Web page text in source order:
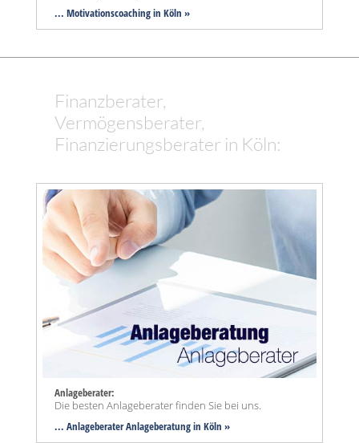
... Motivationscoaching in Köln »
Finanzberater,
Vermögensberater,
Finanzierungsberater in Köln:
Anlageberater:
Die besten Anlageberater finden Sie bei uns.
... Anlageberater Anlageberatung in Köln »